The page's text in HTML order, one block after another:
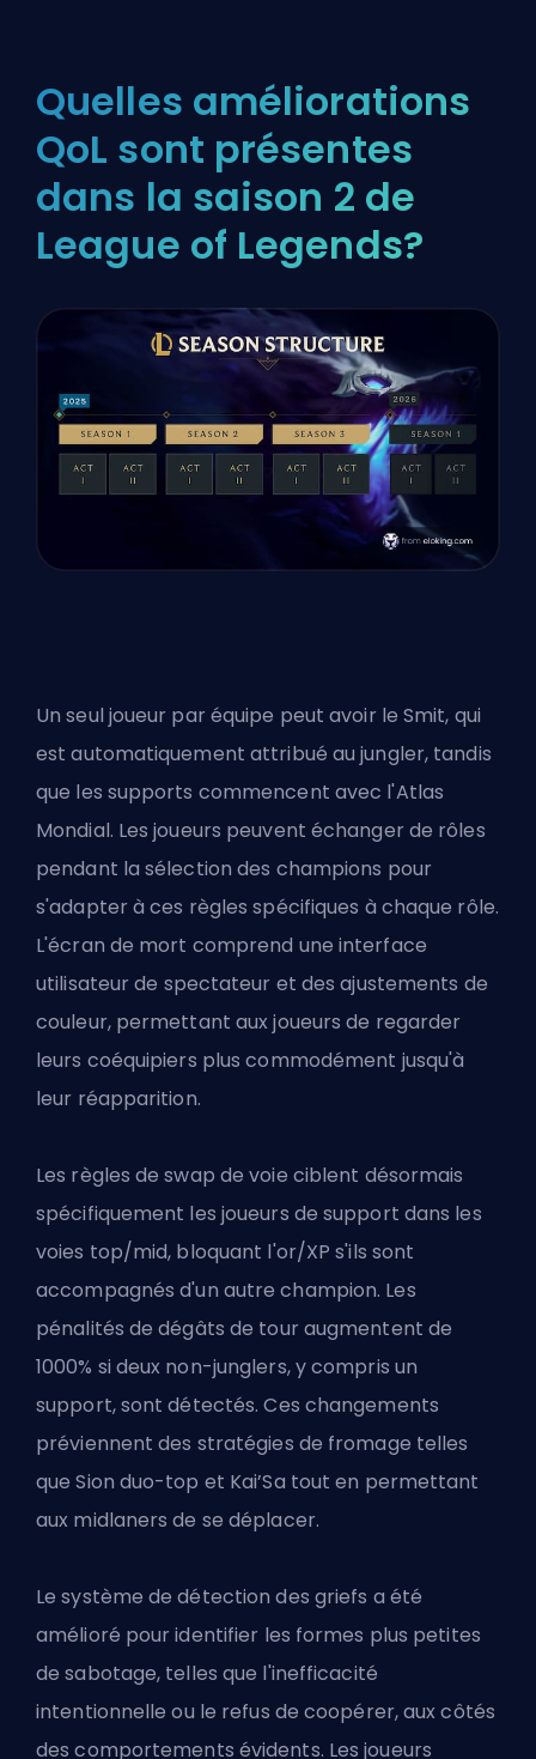
Quelles améliorations
QoL sont présentes
dans la saison 2 de
League of Legends?
Un seul joueur par équipe peut avoir le Smit, qui
est automatiquement attribué au jungler, tandis
que les supports commencent avec l'Atlas
Mondial. Les joueurs peuvent échanger de rôles
pendant la sélection des champions pour
s'adapter à ces règles spécifiques à chaque rôle.
L'écran de mort comprend une interface
utilisateur de spectateur et des ajustements de
couleur, permettant aux joueurs de regarder
leurs coéquipiers plus commodément jusqu'à
leur réapparition.
Les règles de swap de voie ciblent désormais
spécifiquement les joueurs de support dans les
voies top/mid, bloquant l'or/XP s'ils sont
accompagnés d'un autre champion. Les
pénalités de dégâts de tour augmentent de
1000% si deux non-junglers, y compris un
support, sont détectés. Ces changements
préviennent des stratégies de fromage telles
que Sion duo-top et Kai’Sa tout en permettant
aux midlaners de se déplacer.
Le système de détection des griefs a été
amélioré pour identifier les formes plus petites
de sabotage, telles que l'inefficacité
intentionnelle ou le refus de coopérer, aux côtés
des comportements évidents. Les joueurs